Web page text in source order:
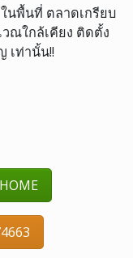
นพื้นที่ ตลาดเกรียบ
ณใกล้เคียง ติดตั้ง
เท่านั้น!!